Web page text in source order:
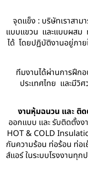
จุดแข็ง : บริษัทเราสาม
แบบแขวน และแบบผสม
ได้ โดยปฏิบัติงานอยู่ภา
ทีมงานได้ผ่านการฝึก
ประเทศไทย และมีวิ
งานหุ้มฉนวน และ ติ
ออกแบบ และ รับติดตั้งง
HOT & COLD
กันความร้อน ท่อร้อน ท่อ
ส์แอร์ ในระบบโรงงานทุก